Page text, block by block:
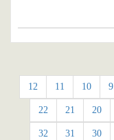
9
10
11
12
20
21
22
30
31
32